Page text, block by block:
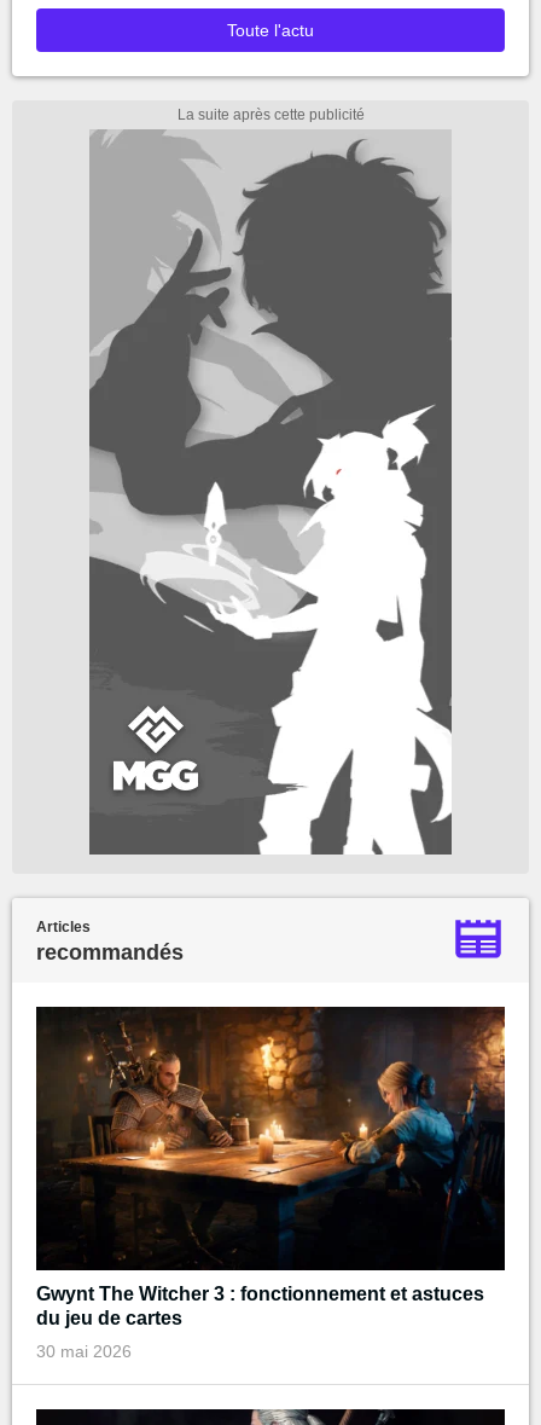
Toute l'actu
Articles
recommandés
Gwynt The Witcher 3 : fonctionnement et astuces
du jeu de cartes
30 mai 2026